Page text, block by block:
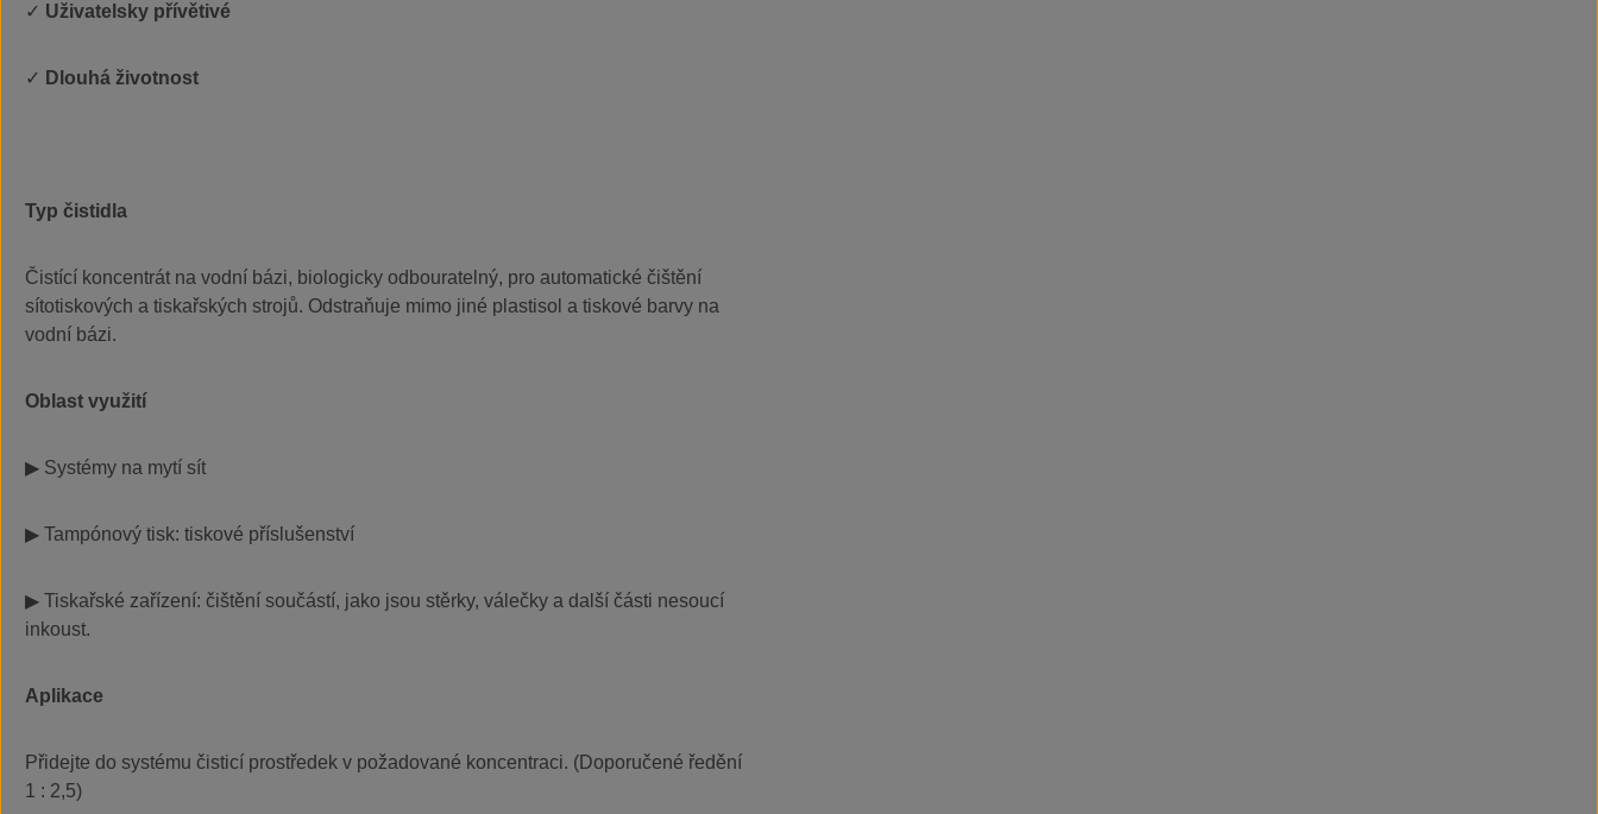
✓ Uživatelsky přívětivé
✓ Dlouhá životnost
Typ čistidla
Čistící koncentrát na vodní bázi, biologicky odbouratelný, pro automatické čištění
sítotiskových a tiskařských strojů. Odstraňuje mimo jiné plastisol a tiskové barvy na
vodní bázi.
Oblast využití
▶ Systémy na mytí sít
▶ Tampónový tisk: tiskové příslušenství
▶ Tiskařské zařízení: čištění součástí, jako jsou stěrky, válečky a další části nesoucí
inkoust.
Aplikace
Přidejte do systému čisticí prostředek v požadované koncentraci. (Doporučené ředění
1 : 2,5)